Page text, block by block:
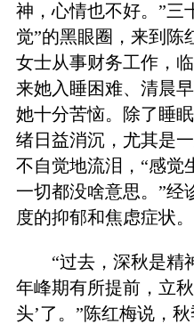
神，心情也不好。”三
觉”的黑眼圈，来到陈
女士从事财务工作，
来她入睡困难、清晨
她十分苦恼。除了睡
绪日益消沉，尤其是
不自觉地流泪，“感觉
一切都没啥意思。”经
度的抑郁和焦虑症状。
“过去，深秋是精
年峰期有所提前，立
头’了。”陈红梅说，